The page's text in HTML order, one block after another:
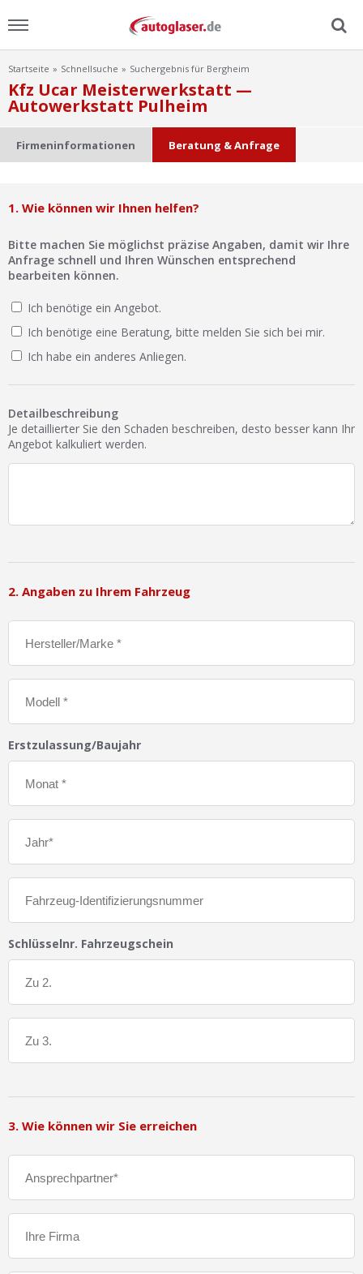
Menu
Home
Scheibensuche
FAQ
Lexikon
Werkstatt Login
Startseite Schnellsuche Suchergebnis für Bergheim
Kfz Ucar Meisterwerkstatt —
Autowerkstatt Pulheim
Firmeninformationen Beratung & Anfrage
1. Wie können wir Ihnen helfen?
Bitte machen Sie möglichst präzise Angaben, damit wir Ihre
Anfrage schnell und Ihren Wünschen entsprechend
bearbeiten können.
Ich benötige ein Angebot.
Ich benötige eine Beratung, bitte melden Sie sich bei mir.
Ich habe ein anderes Anliegen.
Detailbeschreibung
Je detaillierter Sie den Schaden beschreiben, desto besser kann Ihr
Angebot kalkuliert werden.
2. Angaben zu Ihrem Fahrzeug
Erstzulassung/Baujahr
Schlüsselnr. Fahrzeugschein
3. Wie können wir Sie erreichen